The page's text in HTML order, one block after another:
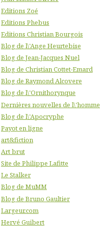
Editions Zoé
Editions Phebus
Editions Christian Bourgois
Blog de l\'Ange Heurtebise
Blog de Jean-Jacques Nuel
Blog de Christian Cottet-Emard
Blog de Raymond Alcovere
Blog de l\'Ornithorynque
Dernières nouvelles de l\'homme
Blog de l\'Apocryphe
Payot en ligne
art&fiction
Art brut
Site de Philippe Lafitte
Le Stalker
Blog de MuMM
Blog de Bruno Gaultier
Largeur.com
Hervé Guibert